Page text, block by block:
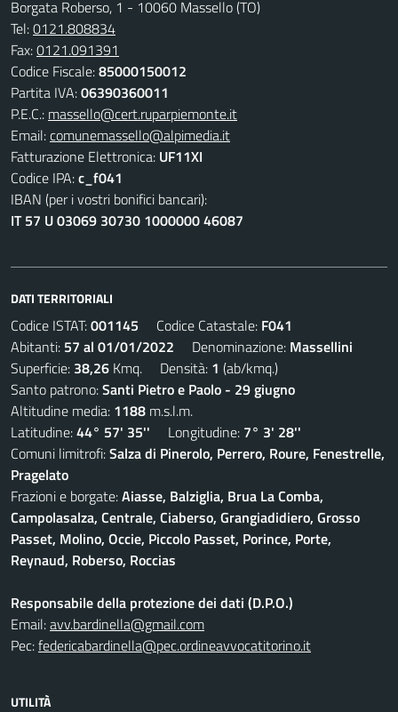
Borgata Roberso, 1 - 10060 Massello (TO)
Tel:0121.808834
Fax:0121.091391
Codice Fiscale:85000150012
Partita IVA:06390360011
P.E.C.: massello@cert.ruparpiemonte.it
Email:comunemassello@alpimedia.it
Fatturazione Elettronica: UF11XI
Codice IPA:c_f041
IBAN (per i vostri bonifici bancari):
IT 57 U 03069 30730 1000000 46087
DATI TERRITORIALI
Codice ISTAT:001145 Codice Catastale: F041
Abitanti: 57 al 01/01/2022 Denominazione: Massellini
Superficie: 38,26 Kmq. Densità: 1 (ab/kmq.)
Santo patrono:Santi Pietro e Paolo - 29 giugno
Altitudine media: 1188 m.s.l.m.
Latitudine:44° 57' 35'' Longitudine: 7° 3' 28''
Comuni limitrofi:Salza di Pinerolo, Perrero, Roure, Fenestrelle,
Pragelato
Frazioni e borgate:Aiasse, Balziglia, Brua La Comba,
Campolasalza, Centrale, Ciaberso, Grangiadidiero, Grosso
Passet, Molino, Occie, Piccolo Passet, Porince, Porte,
Reynaud, Roberso, Roccias
Responsabile della protezione dei dati (D.P.O.)
Email:avv.bardinella@gmail.com
Pec:federicabardinella@pec.ordineavvocatitorino.it
UTILITÀ